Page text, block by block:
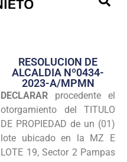
Transparencia
Seguridad
Programas
Intranet
RESOLUCION DE
ALCALDIA Nº0434-
2023-A/MPMN
DECLARAR procedente el
otorgamiento del TITULO
DE PROPIEDAD de un (01)
lote ubicado en la MZ E
LOTE 19, Sector 2 Pampas